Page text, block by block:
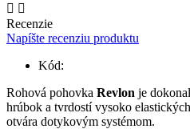
 
Recenzie
Napíšte recenziu produktu
Kód:
Rohová pohovka Revlon je
hrúbok a tvrdostí vysoko
otvára dotykovým systémom.